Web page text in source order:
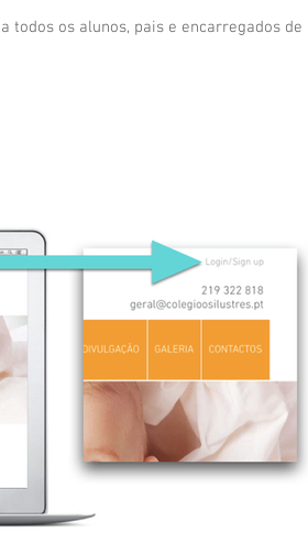
todos os alunos, pais e encarregados de